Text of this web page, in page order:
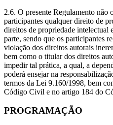
2.6. O presente Regulamento não
participantes qualquer direito de
direitos de propriedade intelectual
parte, sendo que os participantes
violação dos direitos autorais
bem como o titular dos direitos
impedir tal prática, a qual, a
poderá ensejar na
termos da Lei 9.160/1998, bem
Código Civil e no artigo 184 do
PROGRAMAÇÃO